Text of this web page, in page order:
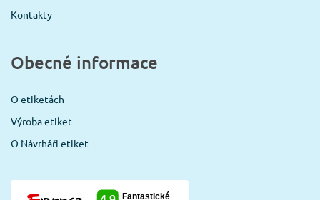
Kontakty
Obecné informace
O etiketách
Výroba etiket
O Návrháři etiket